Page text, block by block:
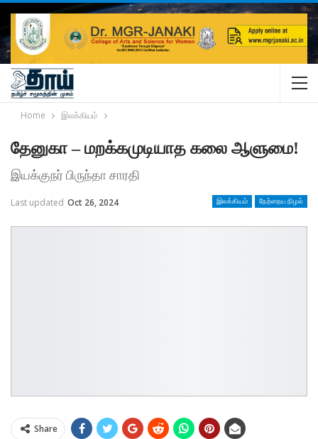
Home இலக்கியம்
தேனுகா – மறக்கமுடியாத கலை ஆளுமை!
இயக்குநர் பிருந்தா சாரதி
இலக்கியம் நேற்றைய நிழல்
Last updated Oct 26, 2024
Share